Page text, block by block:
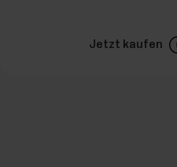
Jetzt kaufen